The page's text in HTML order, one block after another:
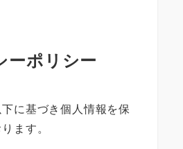
ーポリシー
に基づき個人情報を保
ます。